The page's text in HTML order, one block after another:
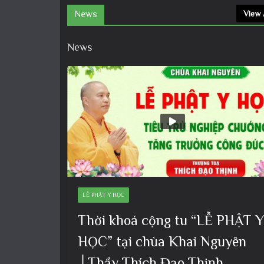
News View
News
LỄ PHẬT Y HỌC
Thời khoá cộng tu “LỄ PHẬT Y
HỌC” tại chùa Khai Nguyên